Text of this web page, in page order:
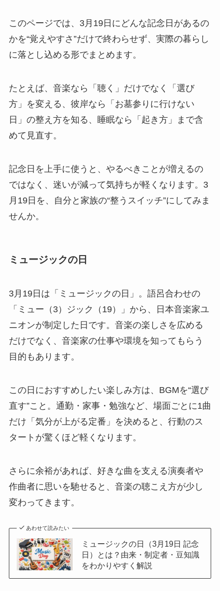
このページでは、3月19日にどんな記念日があるの
かを“覚えやすさ”だけで終わらせず、実際の暮らし
に落とし込める形でまとめます。
たとえば、音楽なら「聴く」だけでなく「選び
方」を変える、彼岸なら「お墓参りに行けない
日」の整え方を知る、睡眠なら「起き方」まで含
めて見直す。
記念日を上手に使うと、やるべきことが増えるの
ではなく、迷いが減って気持ちが軽くなります。3
月19日を、自分と家族の“整うスイッチ”にしてみま
せんか。
ミュージックの日
3月19日は「ミュージックの日」。語呂合わせの
「ミュー（3）ジック（19）」から、日本音楽家ユ
ニオンが制定した日です。音楽の楽しさを広める
だけでなく、音楽家の仕事や環境を知ってもらう
目的もあります。
この日におすすめしたい楽しみ方は、BGMを“選び
直す”こと。通勤・家事・勉強など、場面ごとに1曲
だけ「気分が上がる定番」を決めると、行動のス
タートが驚くほど軽くなります。
さらに余裕があれば、好きな曲を支える演奏者や
作曲者に思いを馳せると、音楽の聴こえ方が少し
変わってきます。
あわせて読みたい
ミュージックの日（3月19日 記念
日）とは？由来・制定者・豆知識
をわかりやすく解説